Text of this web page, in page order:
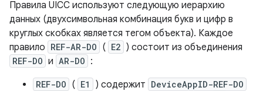
Правила UICC используют следующую иерархию
данных (двухсимвольная комбинация букв и цифр в
круглых скобках является тегом объекта). Каждое
правило REF-AR-DO ( E2 ) состоит из объединения
REF-DO и AR-DO :
REF-DO ( E1 ) содержит DeviceAppID-REF-DO